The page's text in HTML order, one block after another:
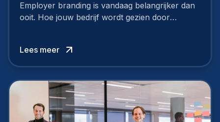
Employer branding is vandaag belangrijker dan
ooit. Hoe jouw bedrijf wordt gezien door
Lees meer